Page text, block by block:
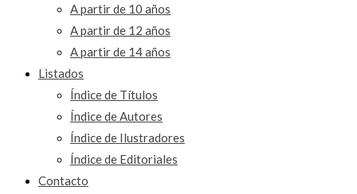
A partir de 10 años
A partir de 12 años
A partir de 14 años
Listados
Índice de Títulos
Índice de Autores
Índice de Ilustradores
Índice de Editoriales
Contacto